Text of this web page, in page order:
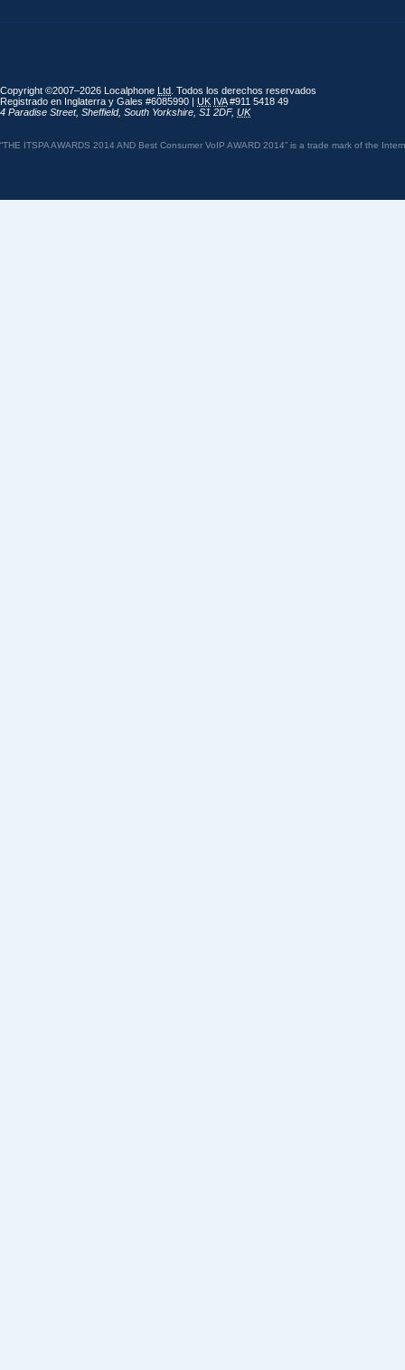
Copyright ©2007–2026 Localphone Ltd . Todos los derechos reservados
Registrado en Inglaterra y Gales #6085990 | UK IVA#911 5418 49
4 Paradise Street, Sheffield, South Yorkshire S1 2DF, UK
“THE ITSPA AWARDS 2014 AND Best Consumer VoIP AWARD 2014” is a trade mark of the